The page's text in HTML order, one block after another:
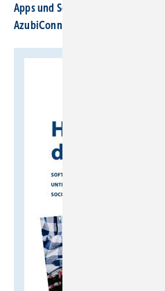
Apps und Soft­ware für Hand­werker
AzubiConnect unterstützt Betriebe